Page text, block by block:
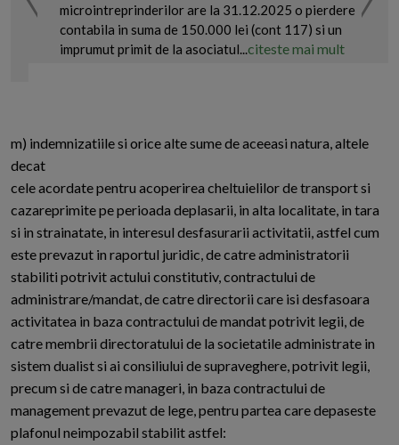
microintreprinderilor are la 31.12.2025 o pierdere
contabila in suma de 150.000 lei (cont 117) si un
imprumut primit de la asociatul...citeste mai mult
m) indemnizatiile si orice alte sume de aceeasi natura, altele
decat
cele acordate pentru acoperirea cheltuielilor de transport si
cazareprimite pe perioada deplasarii, in alta localitate, in tara
si in strainatate, in interesul desfasurarii activitatii, astfel cum
este prevazut in raportul juridic, de catre administratorii
stabiliti potrivit actului constitutiv, contractului de
administrare/mandat, de catre directorii care isi desfasoara
activitatea in baza contractului de mandat potrivit legii, de
catre membrii directoratului de la societatile administrate in
sistem dualist si ai consiliului de supraveghere, potrivit legii,
precum si de catre manageri, in baza contractului de
management prevazut de lege, pentru partea care depaseste
plafonul neimpozabil stabilit astfel: